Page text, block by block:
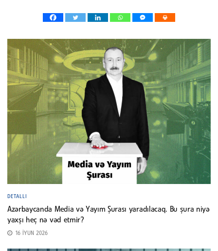
DETALLI
Azərbaycanda Media və Yayım Şurası yaradılacaq. Bu şura niyə
yaxşı heç nə vəd etmir?
16 İYUN 2026